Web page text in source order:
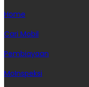
Home
Cari Mobil
Pembiayaan
MoInspeksi